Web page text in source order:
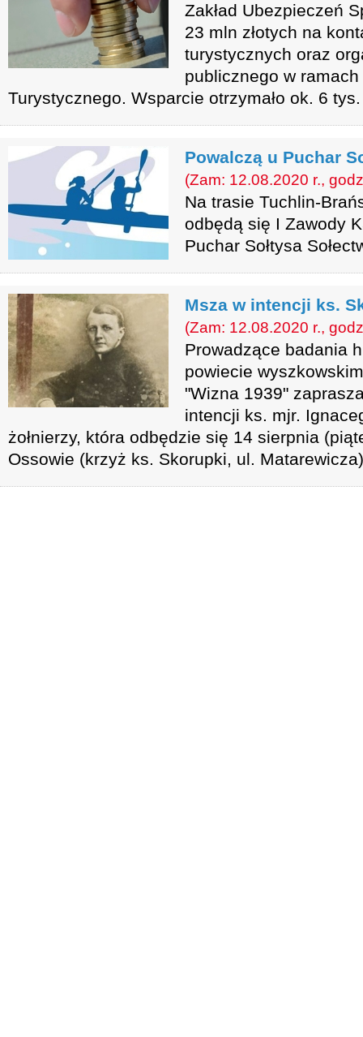
Zakład Ubezpieczeń
23 mln złotych na
turystycznych oraz
publicznego w
Turystycznego. Wsparcie otrzymało ok. 6
Powalczą u Puchar
(Zam: 12.08.2020 r.,
Na trasie Tuchlin-
odbędą się I Zawody
Puchar Sołtysa
Msza w intencji ks.
(Zam: 12.08.2020 r.,
Prowadzące badania
powiecie
"Wizna 1939"
intencji ks. mjr.
żołnierzy, która odbędzie się 14 sierpnia
Ossowie (krzyż ks. Skorupki, ul.